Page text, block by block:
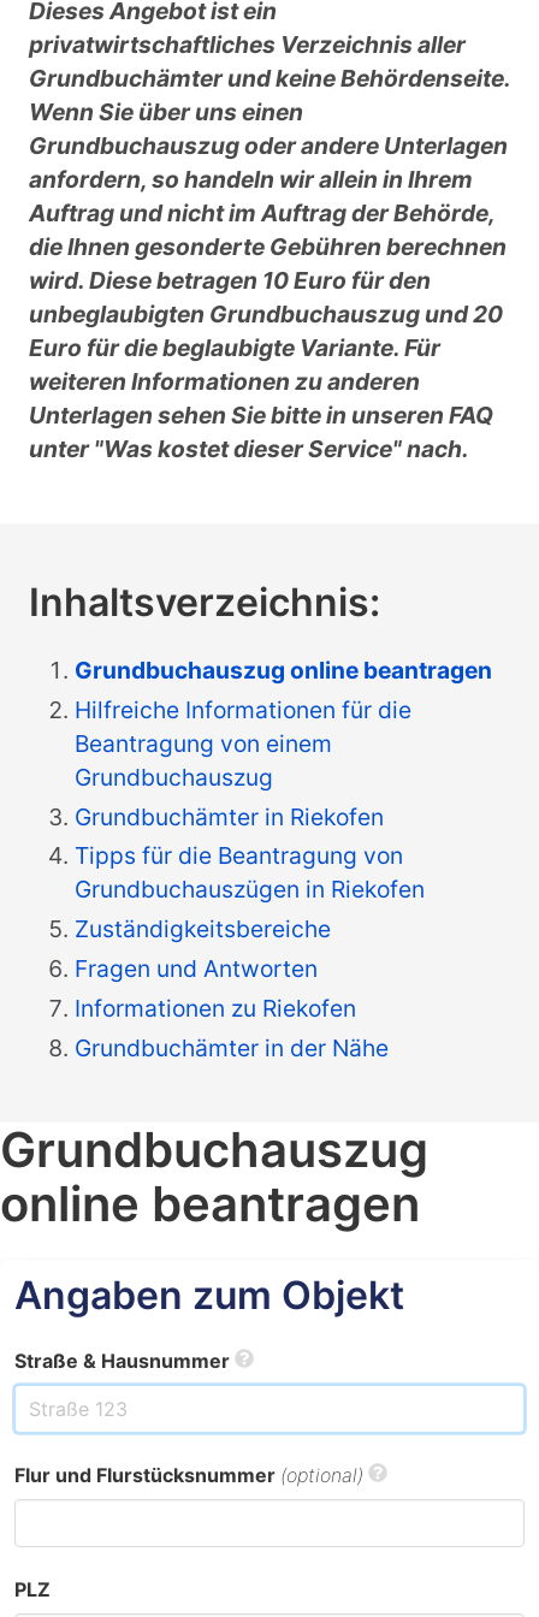
Dieses Angebot ist ein
privatwirtschaftliches Verzeichnis aller
Grundbuchämter und keine Behördenseite.
Wenn Sie über uns einen
Grundbuchauszug oder andere Unterlagen
anfordern, so handeln wir allein in Ihrem
Auftrag und nicht im Auftrag der Behörde,
die Ihnen gesonderte Gebühren berechnen
wird. Diese betragen 10 Euro für den
unbeglaubigten Grundbuchauszug und 20
Euro für die beglaubigte Variante. Für
weiteren Informationen zu anderen
Unterlagen sehen Sie bitte in unseren FAQ
unter "Was kostet dieser Service" nach.
Inhaltsverzeichnis:
Grundbuchauszug online beantragen
Hilfreiche Informationen für die
Beantragung von einem
Grundbuchauszug
Grundbuchämter in Riekofen
Tipps für die Beantragung von
Grundbuchauszügen in Riekofen
Zuständigkeitsbereiche
Fragen und Antworten
Informationen zu Riekofen
Grundbuchämter in der Nähe
Grundbuchauszug
online beantragen
Angaben zum Objekt
Straße & Hausnummer
Flur und Flurstücksnummer (optional)
PLZ